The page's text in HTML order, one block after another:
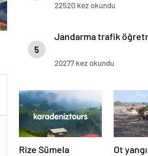
22520 kez okundu
5
Jandarma trafik
20277 kez okundu
Rize Sümela
Ot